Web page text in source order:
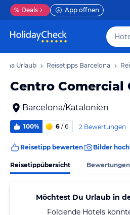
% Deals App öffnen
Urlaub Reisetipps Barcelona
Centro Comercial
Barcelona/Katalonien
100% 6 / 6 2 Bewertungen
Reisetipp bewerten Bilder
Reisetippübersicht Bewertungen
Möchtest Du Urlaub in
Folgende Hotels